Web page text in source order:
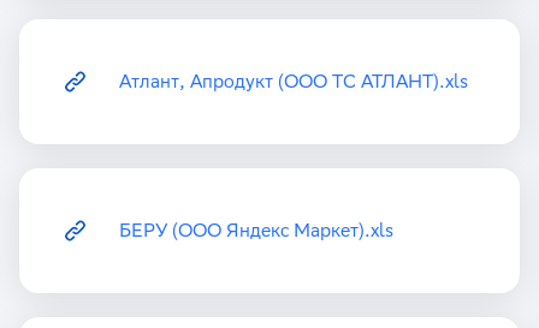
Атлант, Апродукт (ООО ТС АТЛАНТ).xls
БЕРУ (ООО Яндекс Маркет).xls